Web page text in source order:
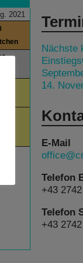
2021
Nächste
14.
E-Mail
Telefon
+43
Telefon
+43